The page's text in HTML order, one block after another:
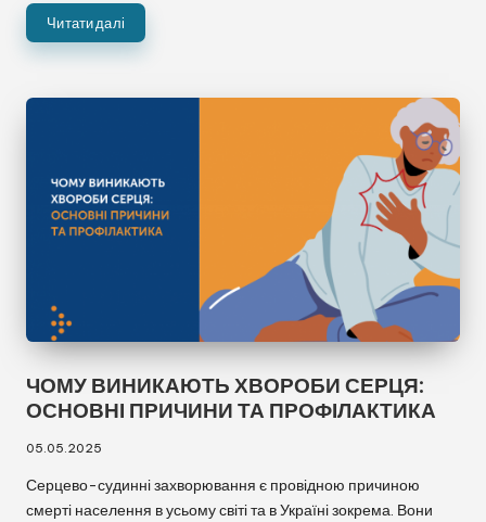
Читати далі
ЧОМУ ВИНИКАЮТЬ ХВОРОБИ СЕРЦЯ:
ОСНОВНІ ПРИЧИНИ ТА ПРОФІЛАКТИКА
05.05.2025
Серцево-судинні захворювання є провідною причиною
смерті населення в усьому світі та в Україні зокрема. Вони